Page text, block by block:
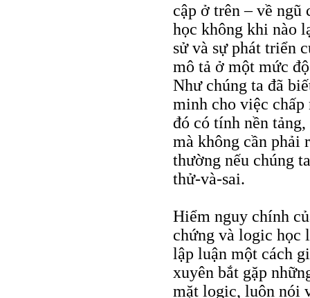
cập ở trên – về ngũ
học không khi nào
sử và sự phát triển
mô tả ở một mức
Như chúng ta đã
minh cho việc
đó có tính nền
mà không cần phải
thường nếu chúng
thử-và-sai.
Hiểm nguy chính
chứng và logic học
lập luận một cách
xuyên bắt gặp
mặt logic, luôn nói